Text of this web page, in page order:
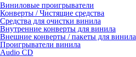
Виниловые проигрыватели
Конверты / Чистящие средства
Средства для очистки винила
Внутренние конверты для винила
Внешние конверты / пакеты для винила
Проигрыватели винила
Audio CD